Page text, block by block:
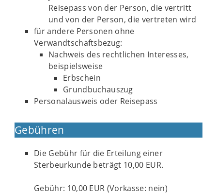
Reisepass von der Person, die vertritt
und von der Person, die vertreten wird
für andere Personen ohne
Verwandtschaftsbezug:
Nachweis des rechtlichen Interesses,
beispielsweise
Erbschein
Grundbuchauszug
Personalausweis oder Reisepass
Gebühren
Die Gebühr für die Erteilung einer
Sterbeurkunde beträgt 10,00 EUR.
Gebühr: 10,00 EUR (Vorkasse: nein)